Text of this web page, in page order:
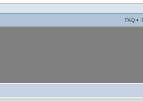
FAQ •